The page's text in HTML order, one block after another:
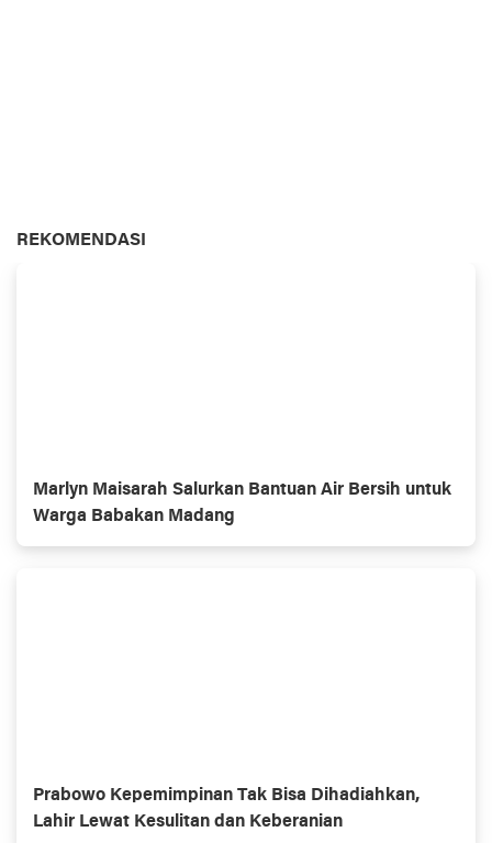
REKOMENDASI
Marlyn Maisarah Salurkan Bantuan Air Bersih untuk
Warga Babakan Madang
Prabowo Kepemimpinan Tak Bisa Dihadiahkan,
Lahir Lewat Kesulitan dan Keberanian